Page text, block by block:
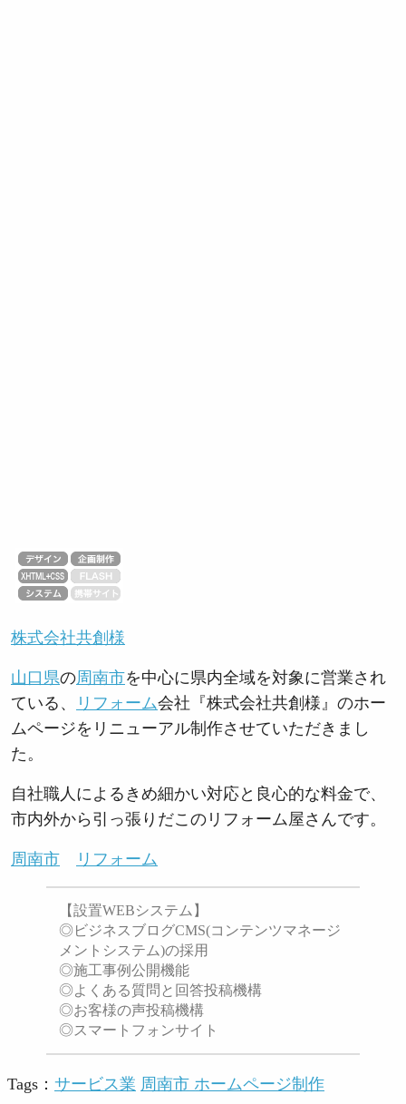
株式会社共創様
山口県の周南市を中心に県内全域を対象に営業され
ている、
リフォーム会社『株式会社共創様』のホー
ムページをリニューアル制作させていただきまし
た。
自社職人によるきめ細かい対応と良心的な料金で、
市内外から引っ張りだこのリフォーム屋さんです。
周南市 リフォーム
【設置WEBシステム】
◎ビジネスブログCMS(コンテンツマネージ
メントシステム)の採用
◎施工事例公開機能
◎よくある質問と回答投稿機構
◎お客様の声投稿機構
◎スマートフォンサイト
Tags： サービス業 周南市 ホームページ制作